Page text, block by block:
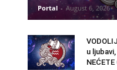
Portal - August 6, 2026
u